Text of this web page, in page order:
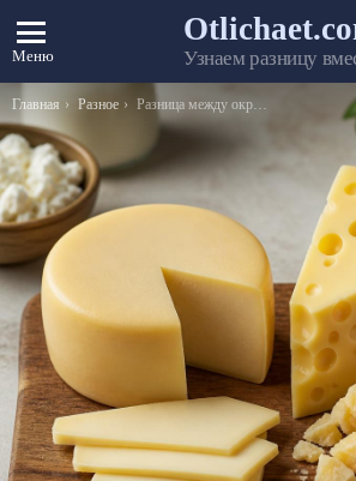
Меню Узнаем разницу
Вы здесь:
Главная Разное Разница между окружностью и кругом